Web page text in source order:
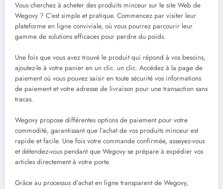
Vous cherchez à acheter des produits minceur sur le site Web de
Wegovy ? C’est simple et pratique. Commencez par visiter leur
plateforme en ligne conviviale, où vous pourrez parcourir leur
gamme de solutions efficaces pour perdre du poids.
Une fois que vous avez trouvé le produit qui répond à vos besoins,
ajoutez-le à votre panier en un clic. un clic. Accédez à la page de
paiement où vous pouvez saisir en toute sécurité vos informations
de paiement et votre adresse de livraison pour une transaction sans
tracas.
Wegovy propose différentes options de paiement pour votre
commodité, garantissant que l’achat de vos produits minceur est
rapide et facile. Une fois votre commande confirmée, asseyez-vous
et détendez-vous pendant que Wegovy se prépare à expédier vos
articles directement à votre porte.
Grâce au processus d’achat en ligne transparent de Wegovy,